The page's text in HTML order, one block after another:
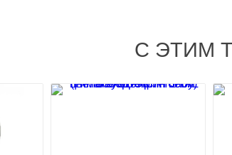
С ЭТИМ